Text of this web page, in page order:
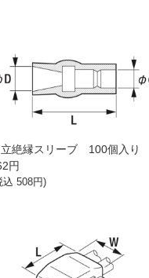
立絶縁スリーブ 100個入り
円
込508円)